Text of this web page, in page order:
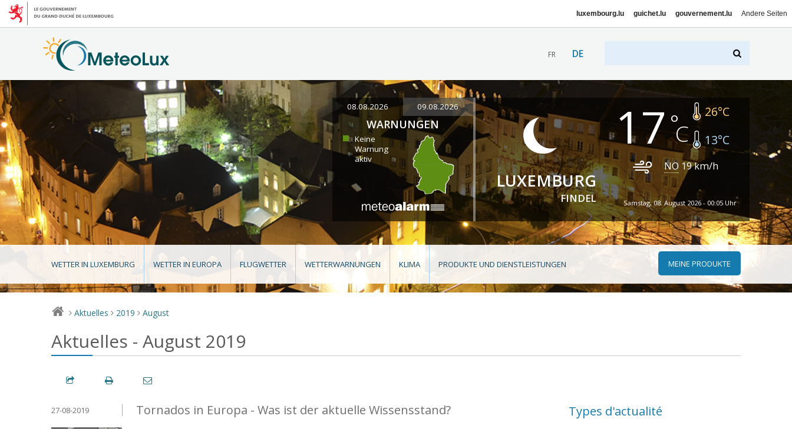
luxembourg.lu guichet.lu gouvernement.lu Andere Seiten
FR DE
08.08.2026 09.08.2026
WARNUNGEN
Keine
Warnung
aktiv
LUXEMBURG
FINDEL
17 26°C
13°C
NO 19km/h
Samstag, 08. August 2026 - 00:05 Uhr
WETTER IN LUXEMBURG WETTER IN EUROPA FLUGWETTER WETTERWARNUNGEN KLIMA PRODUKTE UND DIENSTLEISTUNGEN MEINE PRODUKTE
> Aktuelles > 2019 > August
Aktuelles - August 2019
Tornados in Europa - Was ist der aktuelle Wissensstand?
27-08-2019 Types d'actualité